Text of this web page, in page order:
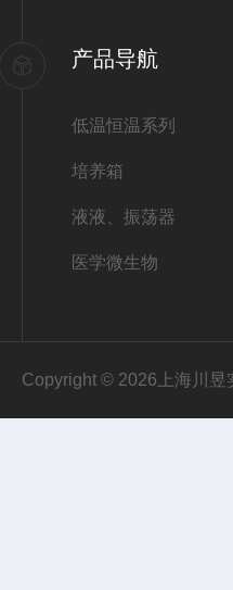
产品导航
低温恒温系列
培养箱
液液、振荡器
医学微生物
Copyright © 2026上海川